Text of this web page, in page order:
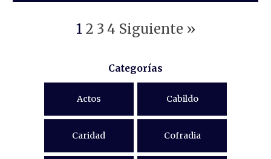
1 2 3 4 Siguiente »
Categorías
Actos Cabildo
Caridad Cofradia